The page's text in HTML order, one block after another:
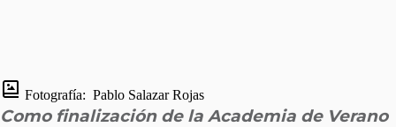
Fotografía: Pablo Salazar Rojas
Como finalización de la Academia de Verano